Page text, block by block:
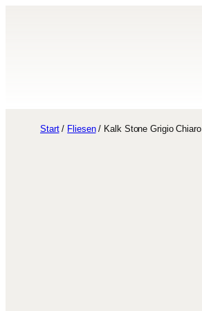
Start/ Fliesen/ Kalk Stone Grigio Chiaro